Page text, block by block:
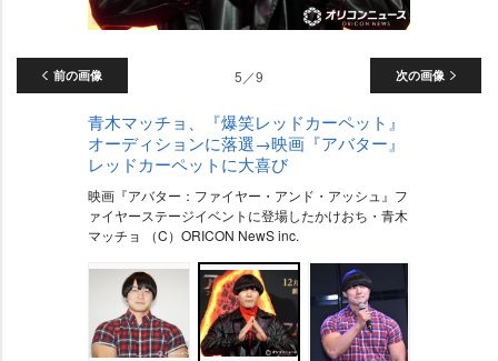
前の画像 次の画像
5／9
青木マッチョ、『爆笑レッドカーペット』
オーディションに落選→映画『アバター』
レッドカーペットに大喜び
映画『アバター：ファイヤー・アンド・アッシュ』フ
ァイヤーステージイベントに登場したかけおち・青木
マッチョ （C）ORICON NewS inc.